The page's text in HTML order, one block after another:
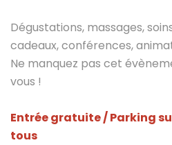
Dégustations, massages,
cadeaux, conférences,
Ne manquez pas cet
vous !
Entrée gratuite / Parking
tous